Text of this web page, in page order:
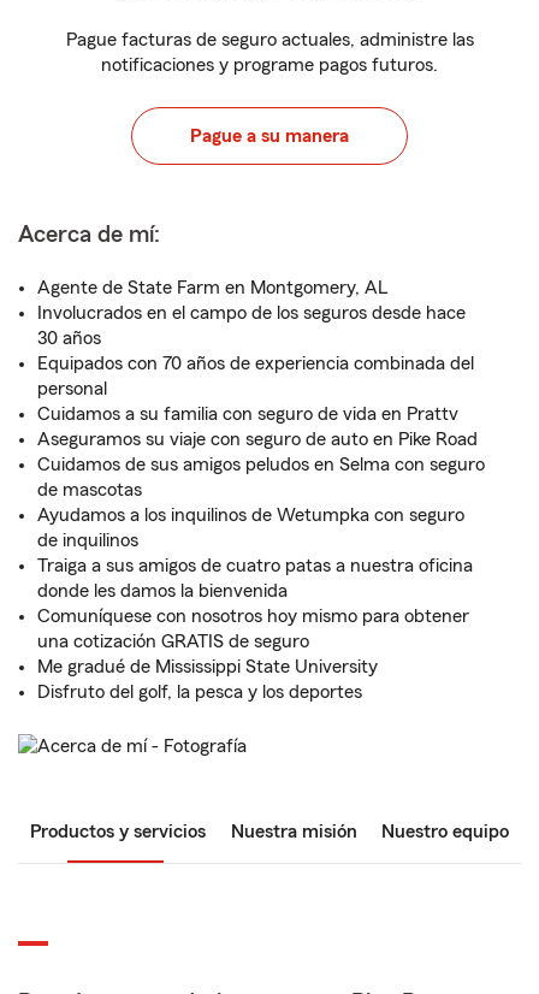
Pague facturas de seguro actuales, administre las
notificaciones y programe pagos futuros.
Pague a su manera
Acerca de mí:
Agente de State Farm en Montgomery, AL
Involucrados en el campo de los seguros desde hace
30 años
Equipados con 70 años de experiencia combinada del
personal
Cuidamos a su familia con seguro de vida en Prattv
Aseguramos su viaje con seguro de auto en Pike Road
Cuidamos de sus amigos peludos en Selma con seguro
de mascotas
Ayudamos a los inquilinos de Wetumpka con seguro
de inquilinos
Traiga a sus amigos de cuatro patas a nuestra oficina
donde les damos la bienvenida
Comuníquese con nosotros hoy mismo para obtener
una cotización GRATIS de seguro
Me gradué de Mississippi State University
Disfruto del golf, la pesca y los deportes
Productos y servicios Nuestra misión Nuestro equipo